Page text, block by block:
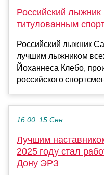
Российский
титулованным
Российский лыжник
лучшим лыжником
Йоханнеса Клебо,
российского
16:00, 15 Сен
Лучшим
2025 году стал
Дону ЭРЗ